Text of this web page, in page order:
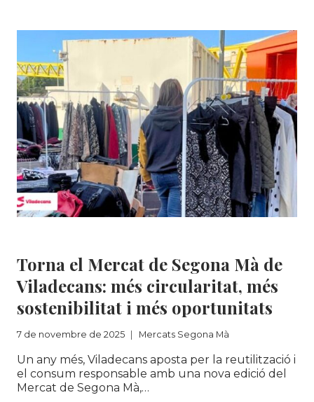
DE
TRANSPARÈNCIA,
COMPROMÍS
I
IMPACTE
REAL
Torna el Mercat de Segona Mà de
Viladecans: més circularitat, més
sostenibilitat i més oportunitats
7 de novembre de 2025 Mercats Segona Mà
Un any més, Viladecans aposta per la reutilització i
el consum responsable amb una nova edició del
Mercat de Segona Mà,…